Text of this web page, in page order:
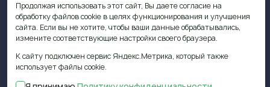
+7 (391) 249-31-33
krasagro@krasagro.ru
Продолжая использовать этот сайт, Вы даете согласие на
обработку файлов cookie в целях функционирования и улучшения
сайта. Если вы не хотите, чтобы ваши данные обрабатывались,
измените соответствующие настройки своего браузера.
К сайту подключен сервис Яндекс.Метрика, который также
использует файлы cookie.